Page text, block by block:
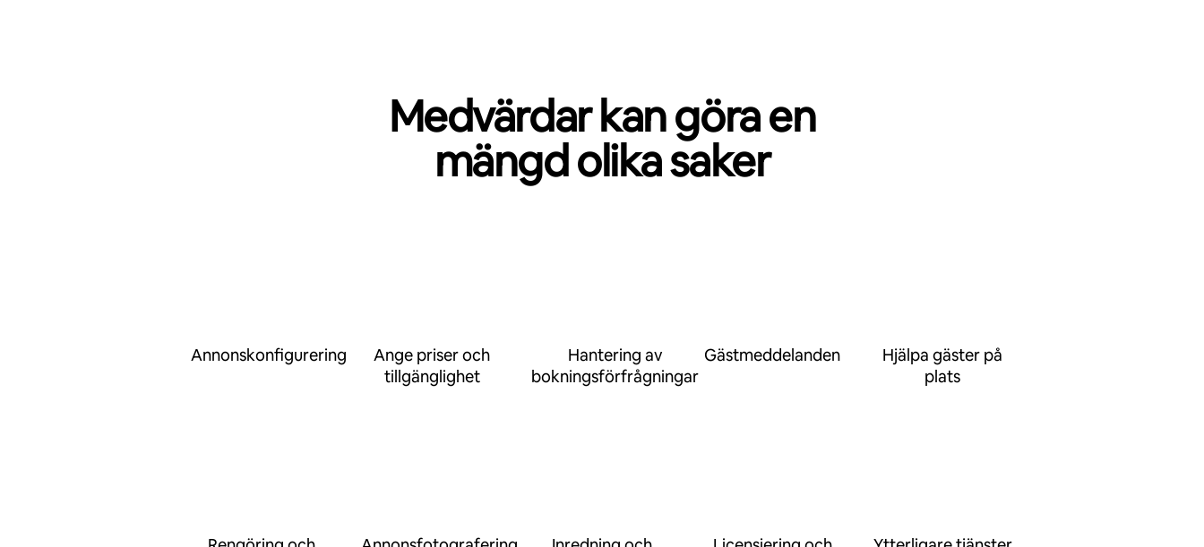
Medvärdar kan göra en
mängd olika saker
Annonskonfigurering
Ange priser och
tillgänglighet
Hantering av
bokningsförfrågningar
Gästmeddelanden
Hjälpa gäster på
plats